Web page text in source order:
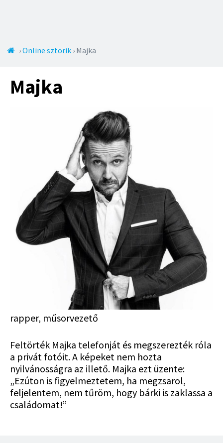
Jelenlegi
›Online sztorik › Majka
Majka
rapper, műsorvezető
Feltörték Majka telefonját és megszerezték róla
a privát fotóit. A képeket nem hozta
nyilvánosságra az illető. Majka ezt üzente:
„Ezúton is figyelmeztetem, ha megzsarol,
feljelentem, nem tűröm, hogy bárki is zaklassa a
családomat!”